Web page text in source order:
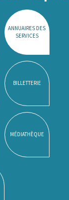
ANNUAIRES DES
SERVICES
BILLETTERIE
MÉDIATHÈQUE